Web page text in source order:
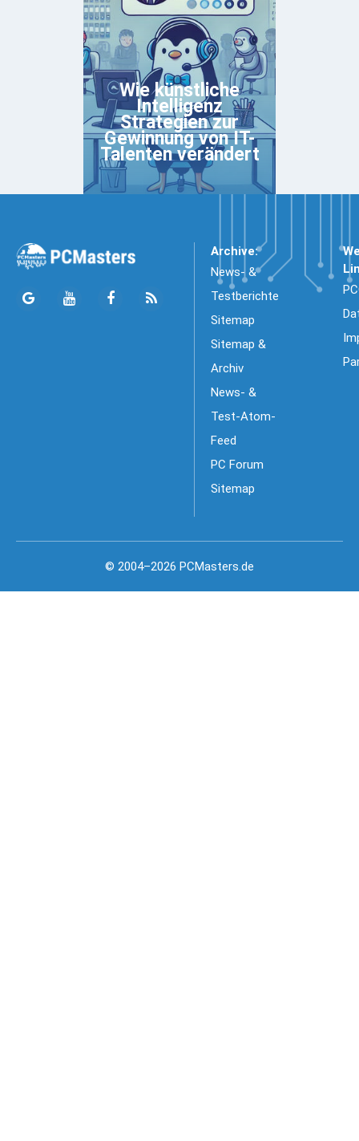
Wie künstliche
Intelligenz
Strategien zur
Gewinnung von IT-
Talenten verändert
Archive:
News- &
Testberichte
Sitemap
Sitemap &
Archiv
News- &
Test-Atom-
Feed
PC Forum
Sitemap
© 2004–2026 PCMasters.de